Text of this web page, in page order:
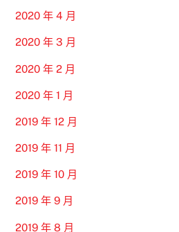
2020 年 4 月
2020 年 3 月
2020 年 2 月
2020 年 1 月
2019 年 12 月
2019 年 11 月
2019 年 10 月
2019 年 9 月
2019 年 8 月